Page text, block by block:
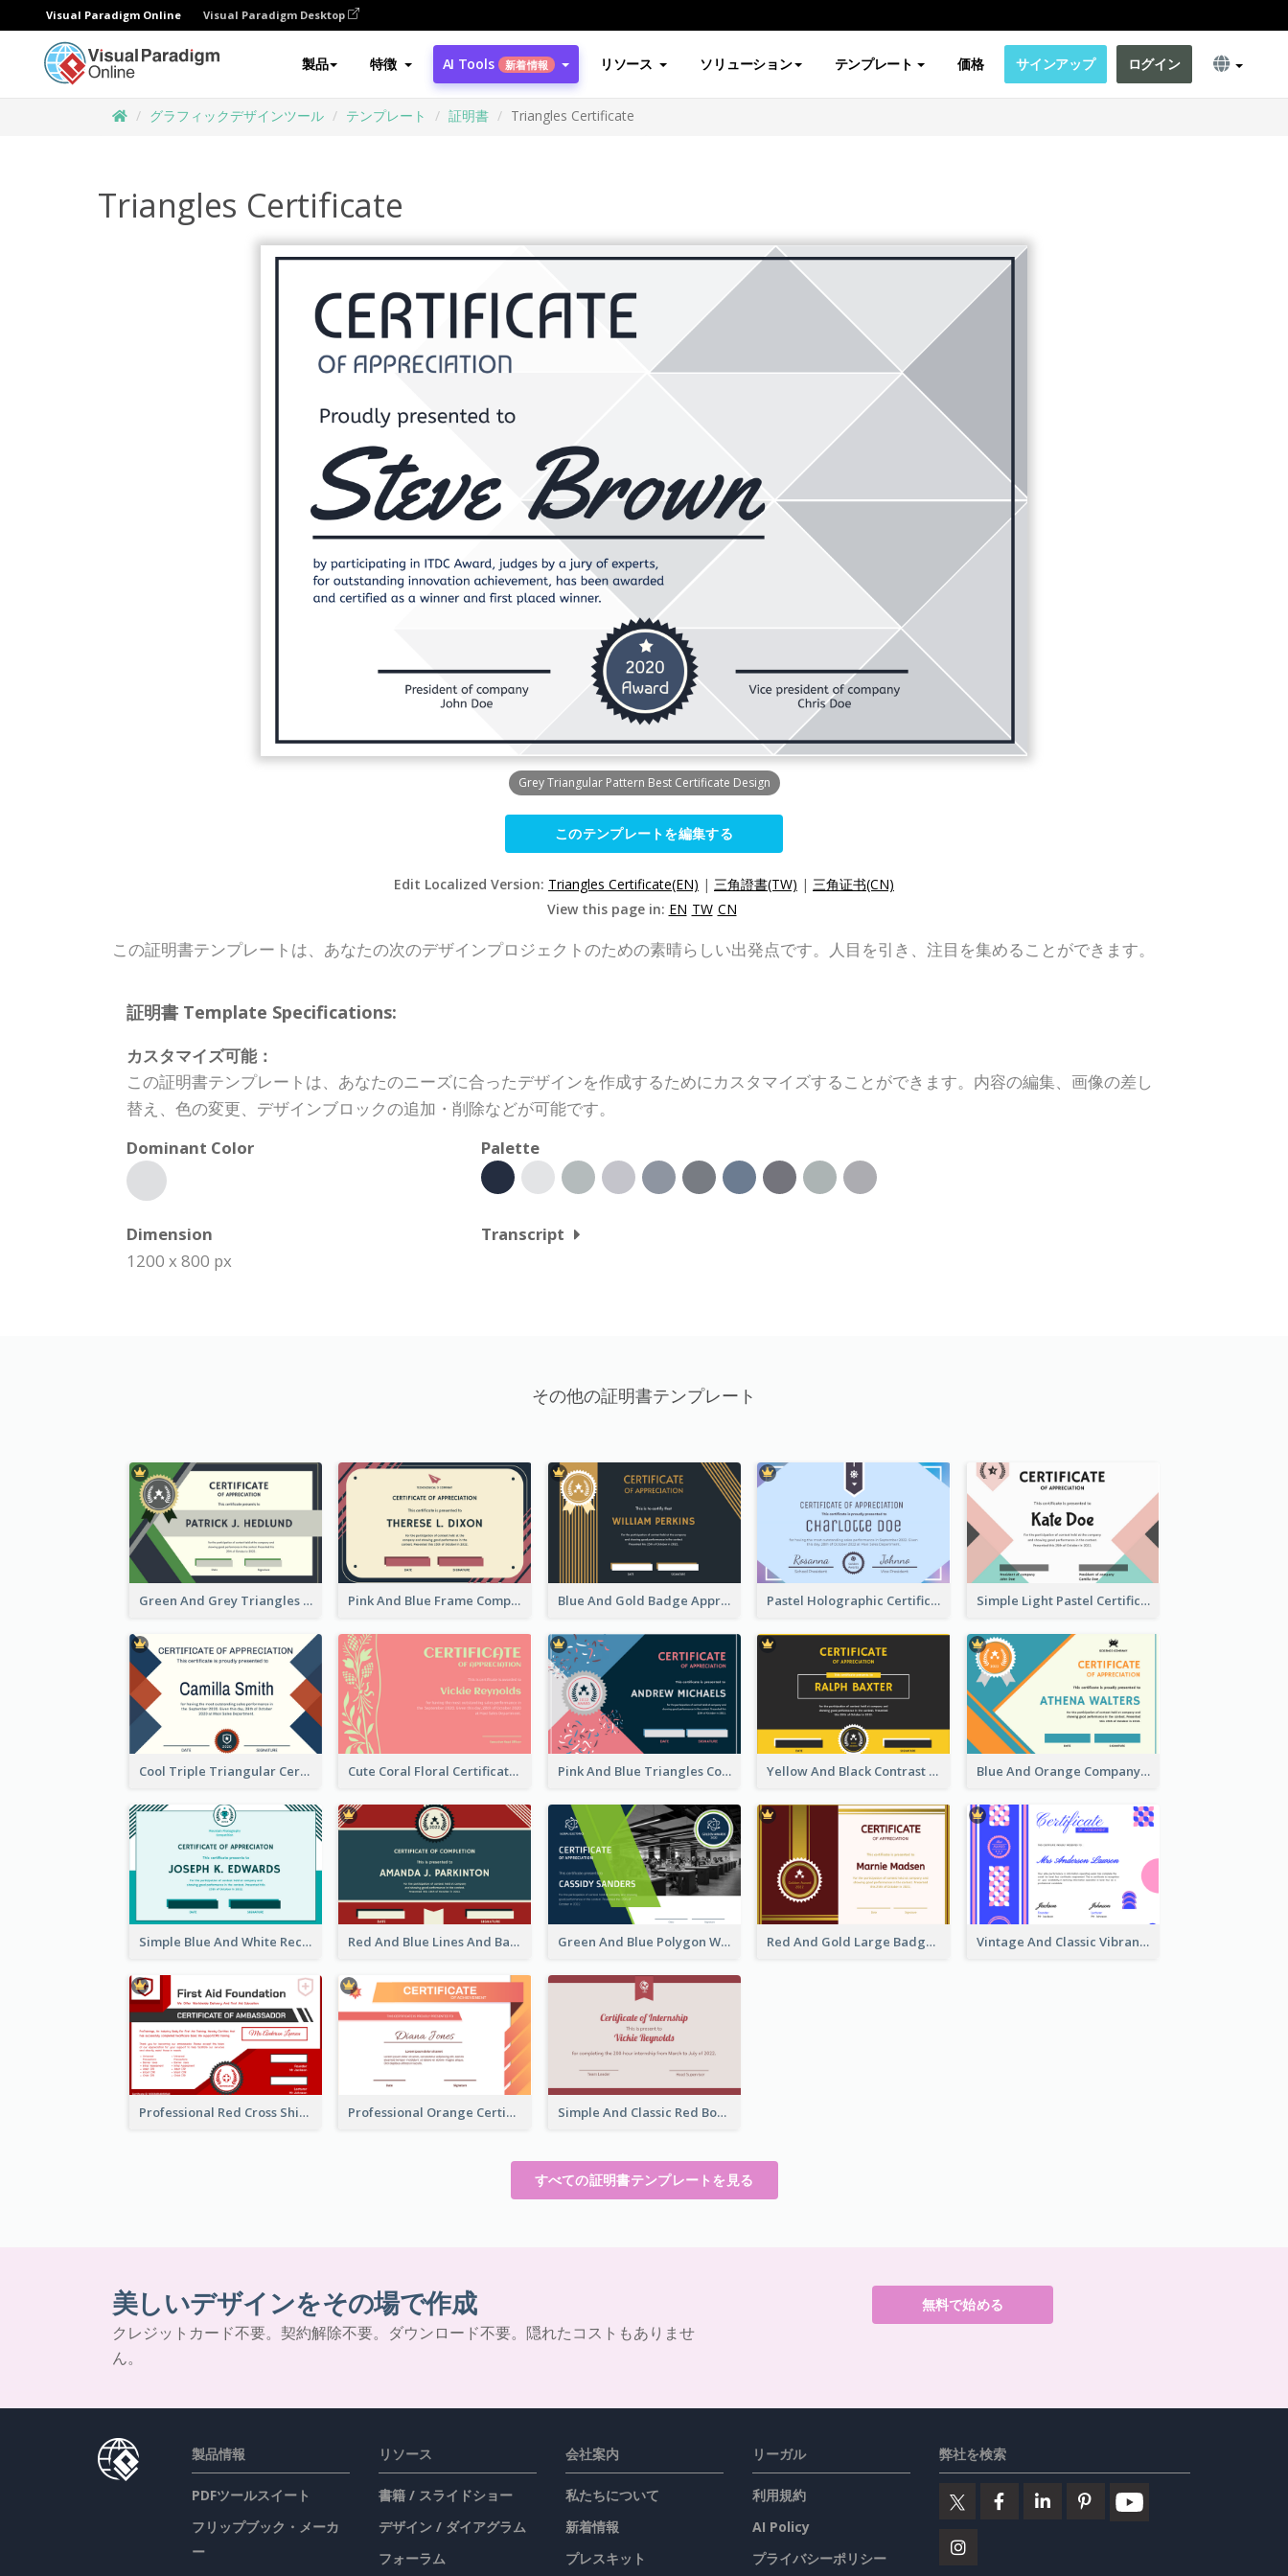
Visual Paradigm Online Visual Paradigm Desktop
製品 特徴 AI Tools 新着情報 リソース ソリューション テンプレート 価格 サインアップ ログイン
グラフィックデザインツール テンプレート 証明書 Triangles Certificate
Triangles Certificate
Grey Triangular Pattern Best Certificate Design
このテンプレートを編集する
Edit Localized Version: Triangles Certificate(EN) | 三角證書(TW) | 三角证书(CN)
View this page in: EN TW CN
この証明書テンプレートは、あなたの次のデザインプロジェクトのための素晴らしい出発点です。人目を引き、注目を集めることができます。
証明書 Template Specifications:
カスタマイズ可能：
この証明書テンプレートは、あなたのニーズに合ったデザインを作成するためにカスタマイズすることができます。内容の編集、画像の差し
替え、色の変更、デザインブロックの追加・削除などが可能です。
Dominant Color
Palette
Dimension
1200 x 800 px
Transcript
その他の証明書テンプレート
Green And Grey Triangles With Badge Certificate Pink And Blue Frame Company Certificate Blue And Gold Badge Appreciation Certificate Pastel Holographic Certificate Of Appreciation Simple Light Pastel Certificate
Cool Triple Triangular Certificate Design Online Cute Coral Floral Certificate Design For Appreciation Pink And Blue Triangles Confetti Celebration Certificate Yellow And Black Contrast Simple Certificate Blue And Orange Company Triangles With Badge Certificate
Simple Blue And White Rectangle Certificate Red And Blue Lines And Badge Completion Certificate Green And Blue Polygon With Photo Certificate Red And Gold Large Badge Certificate Vintage And Classic Vibrant Certificate Design Ideas
Professional Red Cross Shield Certificate Design Template Professional Orange Certificate Design Template Simple And Classic Red Border Certificate Design
すべての証明書テンプレートを見る
美しいデザインをその場で作成
クレジットカード不要。契約解除不要。ダウンロード不要。隠れたコストもありませ
ん。
無料で始める
製品情報
PDFツールスイート
フリップブック・メーカ
ー
リソース
書籍 / スライドショー
デザイン / ダイアグラム
フォーラム
会社案内
私たちについて
新着情報
プレスキット
リーガル
利用規約
AI Policy
プライバシーポリシー
弊社を検索